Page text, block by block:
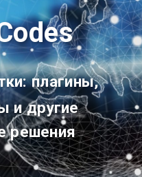
плагины,
и другие
решения